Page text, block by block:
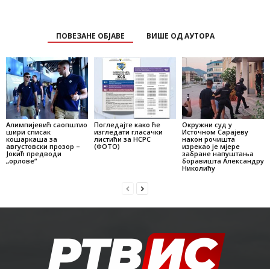
ПОВЕЗАНЕ ОБЈАВЕ ВИШЕ ОД АУТОРА
Алимпијевић саопштио
шири списак
кошаркаша за
августовски прозор –
Јокић предводи
„орлове“
Погледајте како ће
изгледати гласачки
листићи за НСРС
(ФОТО)
Окружни суд у
Источном Сарајеву
након рочишта
изрекао je мјере
забране напуштања
боравишта Александру
Николићу